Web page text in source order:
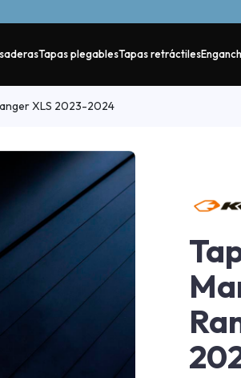
Tapas plegablesTapas retráctiles
XLS 2023-2024